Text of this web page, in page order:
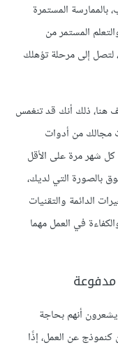
المستمرة
المستمر من
إلى مرحلة تؤهلك
ذلك أنك قد تنغمس
مجالك من أدوات
كل شهر مرة على الأقل
بالصورة التي لديك،
الدائمة والتقنيات
في العمل مهما
أنهم بحاجة
عن العمل، إذًا